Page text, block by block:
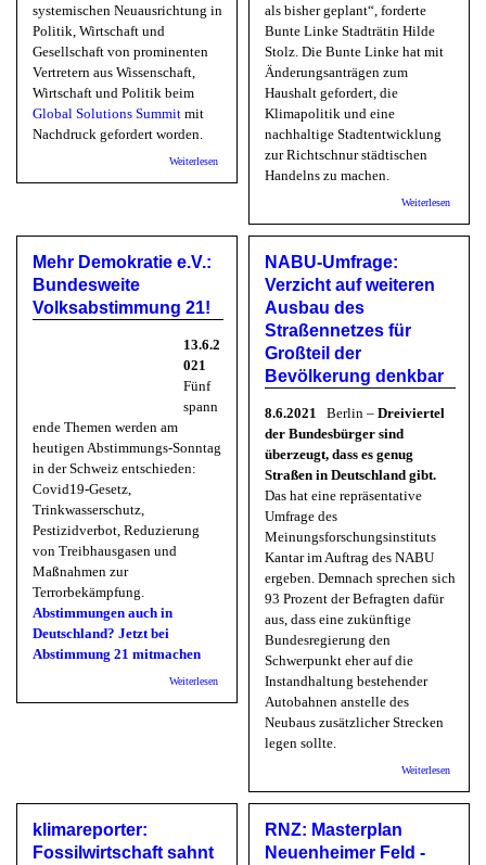
systemischen Neuausrichtung in
Politik, Wirtschaft und
Gesellschaft von prominenten
Vertretern aus Wissenschaft,
Wirtschaft und Politik beim
Global Solutions Summit mit
Nachdruck gefordert worden.
Weiterlesen über ipg-journal: Passt nicht mehr - Unser derzeitiges
Politikmodell stößt an seine Grenzen.
als bisher geplant“, forderte
Bunte Linke Stadträtin Hilde
Stolz. Die Bunte Linke hat mit
Änderungsanträgen zum
Haushalt gefordert, die
Klimapolitik und eine
nachhaltige Stadtentwicklung
zur Richtschnur städtischen
Handelns zu machen.
Weiterlesen
Mehr Demokratie e.V.:
Bundesweite
Volksabstimmung 21!
13.6.2
021
Fünf
spann
ende Themen werden am
heutigen Abstimmungs-Sonntag
in der Schweiz entschieden:
Covid19-Gesetz,
Trinkwasserschutz,
Pestizidverbot, Reduzierung
von Treibhausgasen und
Maßnahmen zur
Terrorbekämpfung.
Abstimmungen auch in
Deutschland? Jetzt bei
Abstimmung 21 mitmachen
Weiterlesen über Mehr Demokratie e.V.: Bundesweite
NABU-Umfrage:
Verzicht auf weiteren
Ausbau des
Straßennetzes für
Großteil der
Bevölkerung denkbar
8.6.2021 Berlin – Dreiviertel
der Bundesbürger sind
überzeugt, dass es genug
Straßen in Deutschland gibt.
Das hat eine repräsentative
Umfrage des
Meinungsforschungsinstituts
Kantar im Auftrag des NABU
ergeben. Demnach sprechen sich
93 Prozent der Befragten dafür
aus, dass eine zukünftige
Bundesregierung den
Schwerpunkt eher auf die
Instandhaltung bestehender
Autobahnen anstelle des
Neubaus zusätzlicher Strecken
legen sollte.
Weiterlesen
klimareporter:
Fossilwirtschaft sahnt
RNZ: Masterplan
Neuenheimer Feld -